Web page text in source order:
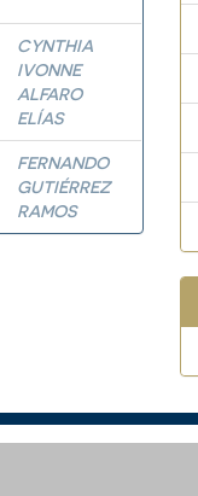
CYNTHIA
IVONNE
ALFARO
ELÍAS
FERNANDO
GUTIÉRREZ
RAMOS